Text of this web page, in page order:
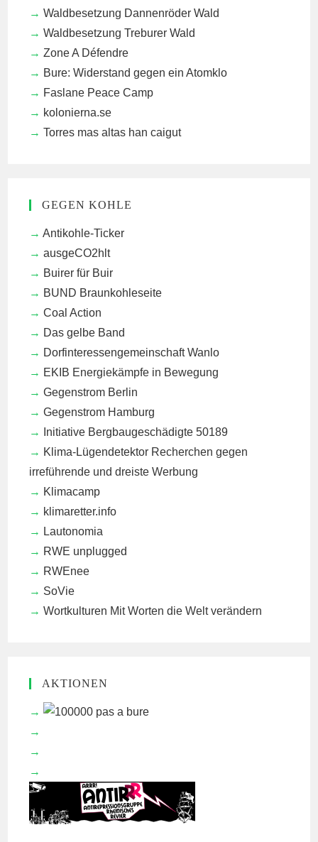
Waldbesetzung Dannenröder Wald
Waldbesetzung Treburer Wald
Zone A Défendre
Bure: Widerstand gegen ein Atomklo
Faslane Peace Camp
kolonierna.se
Torres mas altas han caigut
GEGEN KOHLE
Antikohle-Ticker
ausgeCO2hlt
Buirer für Buir
BUND Braunkohleseite
Coal Action
Das gelbe Band
Dorfinteressengemeinschaft Wanlo
EKIB Energiekämpfe in Bewegung
Gegenstrom Berlin
Gegenstrom Hamburg
Initiative Bergbaugeschädigte 50189
Klima-Lügendetektor Recherchen gegen
irreführende und dreiste Werbung
Klimacamp
klimaretter.info
Lautonomia
RWE unplugged
RWEnee
SoVie
Wortkulturen Mit Worten die Welt verändern
AKTIONEN